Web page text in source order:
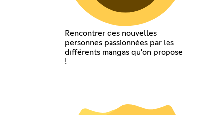
Rencontrer des nouvelles
personnes passionnées par les
différents mangas qu'on propose
!